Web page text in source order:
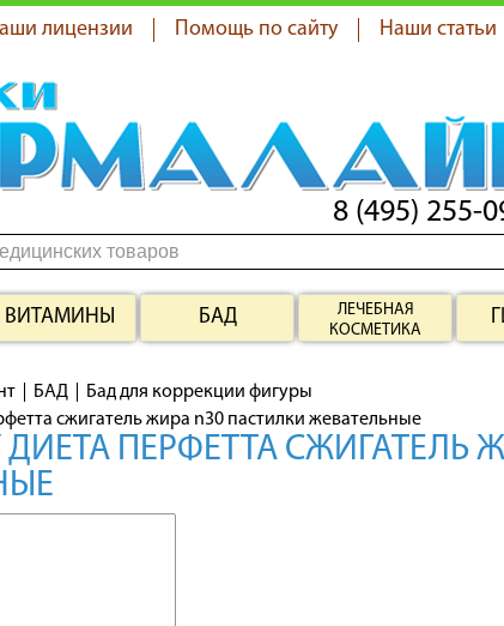
лицензии Помощь по сайту Наши статьи
8 (495) 255-
ВИТАМИНЫ БАД
ЛЕЧЕБНАЯ
КОСМЕТИКА
БАД
Бад для коррекции фигуры
сжигатель жира n30 пастилки жевательные
ДИЕТА ПЕРФЕТТА СЖИГАТЕЛЬ